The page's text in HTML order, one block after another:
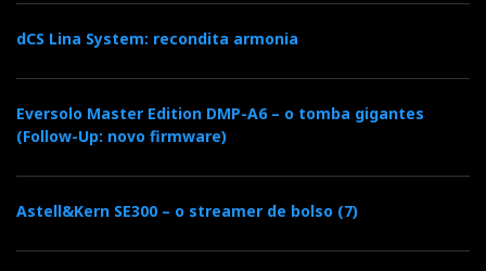
dCS Lina System: recondita armonia
Eversolo Master Edition DMP-A6 – o tomba gigantes
(Follow-Up: novo firmware)
Astell&Kern SE300 – o streamer de bolso (7)